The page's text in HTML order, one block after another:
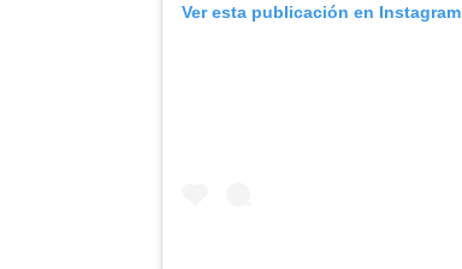
Ver esta publicación en Instagram